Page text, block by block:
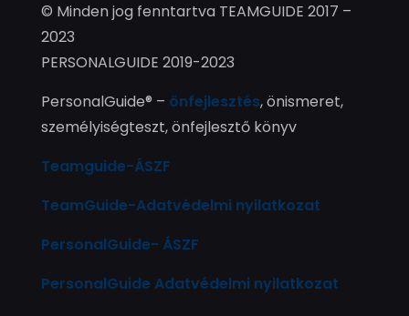
© Minden jog fenntartva TEAMGUIDE 2017 –
2023
PERSONALGUIDE 2019-2023
PersonalGuide® – önfejlesztés, önismeret,
személyiségteszt, önfejlesztő könyv
Teamguide-ÁSZF
TeamGuide-Adatvédelmi nyilatkozat
PersonalGuide- ÁSZF
PersonalGuide Adatvédelmi nyilatkozat